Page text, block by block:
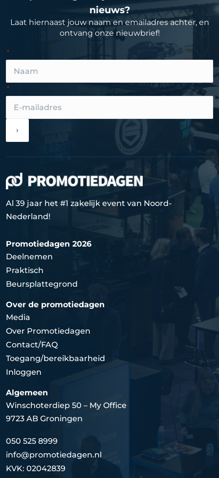
nieuws?
Laat hiernaast jouw naam en emailadres achter, en
ontvang onze nieuwbrief!
›
Al 39 jaar het #1 zakelijk event van Noord-
Nederland!
Promotiedagen 2026
Deelnemen
Praktisch
Beursplattegrond
Over de promotiedagen
Media
Over Promotiedagen
Contact/FAQ
Toegang/bereikbaarheid
Inloggen
Algemeen
Winschoterdiep 50 – My Office
9723 AB Groningen
050 525 8999
info@promotiedagen.nl
KVK: 02042839